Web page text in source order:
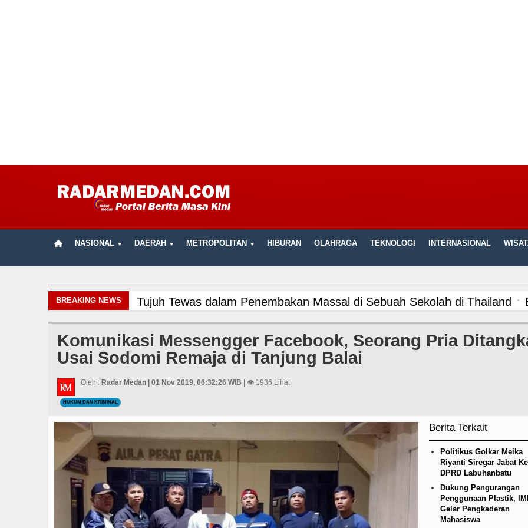
NASIONAL DAERAH METROPOLITAN HIBURAN OLAHRAGA TEKNOLOGI INTERNASIONAL
BREAKING NEWS Tujuh Tewas dalam Penembakan Massal di Sebuah Sekolah di Thailand
Manchester City vs Atletico Madrid Persahabatan di Seoul Minggu 9
Sinergi Jaga Kelestarian Alam, Pemkab Tapanuli Utara Gotong Royong
Liverpool vs Monaco Laga Persahabatan di Anfield Minggu 9 Agustus
Gubernur Bobby Nasution Siapkan Rumah Produksi Kelapa di Nias Utara
Tujuh Tewas dalam Penembakan Massal di Sebuah Sekolah di Thailand
Polrestabes Medan Ungkap 1.187 Kasus Narkoba dalam 300 Hari,
Komunikasi Messengger Facebook, Seorang Pria
Usai Sodomi Remaja di Tanjung Balai
Oleh : Radar Medan | 01 Nov 2019, 06:32:26 WIB | 👁 1936 Lihat
HUKUM DAN KRIMINAL
Berita Terkait
Politikus Golkar Meika
Riyanti Siregar Jabat
DPRD Labuhanbatu
Dukung Pengurangan
Penggunaan Plastik,
Gelar Pengkaderan
Mahasiswa